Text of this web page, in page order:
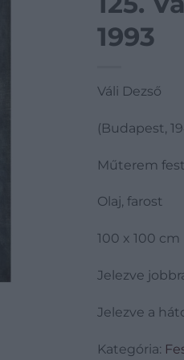
1993
Váli Dezső
(Budapest,
Műterem
Olaj, farost
100 x 100 cm
Jelezve
Jelezve a
Kategória: